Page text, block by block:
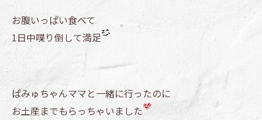
お腹いっぱい食べて
1日中喋り倒して満足
ぱみゅちゃんママと一緒に行ったのに
お土産までもらっちゃいました